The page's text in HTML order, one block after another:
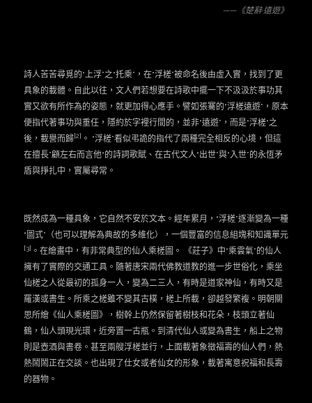
—— 《楚辭·遠遊》
詩人苦苦尋覓的“上浮”之“托乘”，在“浮槎”被命名後由虛入實，找到了更
具象的載體。自此以往，文人們若想要在詩歌中擺一下不汲汲於事功其
實又欲有所作為的姿態，就更加得心應手。譬如張騫的“浮槎遠遊”，原本
便指代著事功與重任，隱約於字裡行間的，並非“遠遊”，而是“浮槎“之
後，載譽而歸[2] 。 “浮槎”看似弔詭的指代了兩種完全相反的心境，但這
在擅長”顧左右而言他“的詩詞歌賦、在古代文人“出世”與“入世”的永恆矛
盾與掙扎中，實屬尋常。
既然成為一種具象，它自然不安於文本。經年累月，“浮槎”逐漸變為一種
“圖式”（也可以理解為典故的多維化），一個豐富的信息組塊和知識單元
[3] 。在繪畫中，有非常典型的仙人乘槎圖。 《莊子》中“乘雲氣”的仙人
擁有了實際的交通工具。隨著唐宋兩代佛教道教的進一步世俗化，乘坐
仙槎之人從最初的孤身一人，變為二三人，有時是道家神仙，有時又是
羅漢或書生。所乘之槎雖不變其古樸，槎上所載，卻越發繁複。明朝關
思所繪《仙人乘槎圖》，樹幹上仍然保留著樹枝和花朵，枝頭立著仙
鶴，仙人頭現光環，近旁置一古瓶。到清代仙人或變為書生，船上之物
則是壺酒與書卷。甚至兩艘浮槎並行，上面載著象徵福壽的仙人們，熱
熱鬧鬧正在交談。也出現了仕女或者仙女的形象，載著寓意祝福和長壽
的器物。